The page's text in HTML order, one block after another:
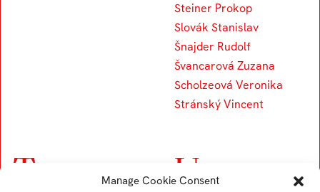
Manage Cookie Consent
Steiner Prokop
Slovák Stanislav
Šnajder Rudolf
Švancarová Zuzana
Scholzeová Veronika
Stránský Vincent
T U